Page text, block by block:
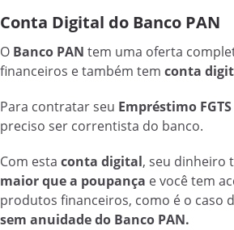
Conta Digital do Banco PAN
O Banco PAN tem uma oferta
financeiros e também tem conta
Para contratar seu Empréstimo
preciso ser correntista do banco.
Com esta conta digital, seu dinheiro
maior que a poupança e você tem
produtos financeiros, como é o caso
sem anuidade do Banco PAN.